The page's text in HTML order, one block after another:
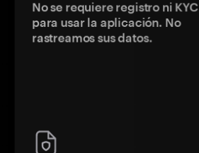
No se requiere registro ni KYC
para usar la aplicación. No
rastreamos sus datos.